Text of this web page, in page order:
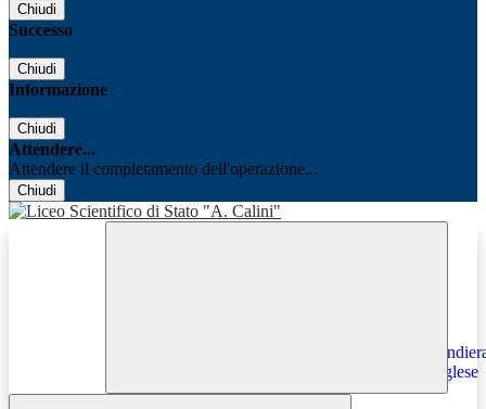
Chiudi
Successo
Chiudi
Informazione
Chiudi
Attendere...
Attendere il completamento dell'operazione...
Chiudi